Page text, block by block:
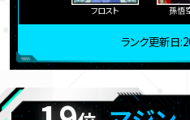
フロスト 孫悟
ランク更新日